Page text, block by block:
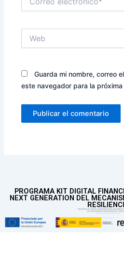
electrónico*
Guarda mi nombre, correo
este navegador para la
PROGRAMA KIT DIGITAL
NEXT GENERATION DEL